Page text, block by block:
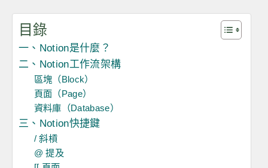
目錄
一、Notion是什麼？
二、Notion工作流架構
區塊（Block）
頁面（Page）
資料庫（Database）
三、Notion快捷鍵
/ 斜槓
@ 提及